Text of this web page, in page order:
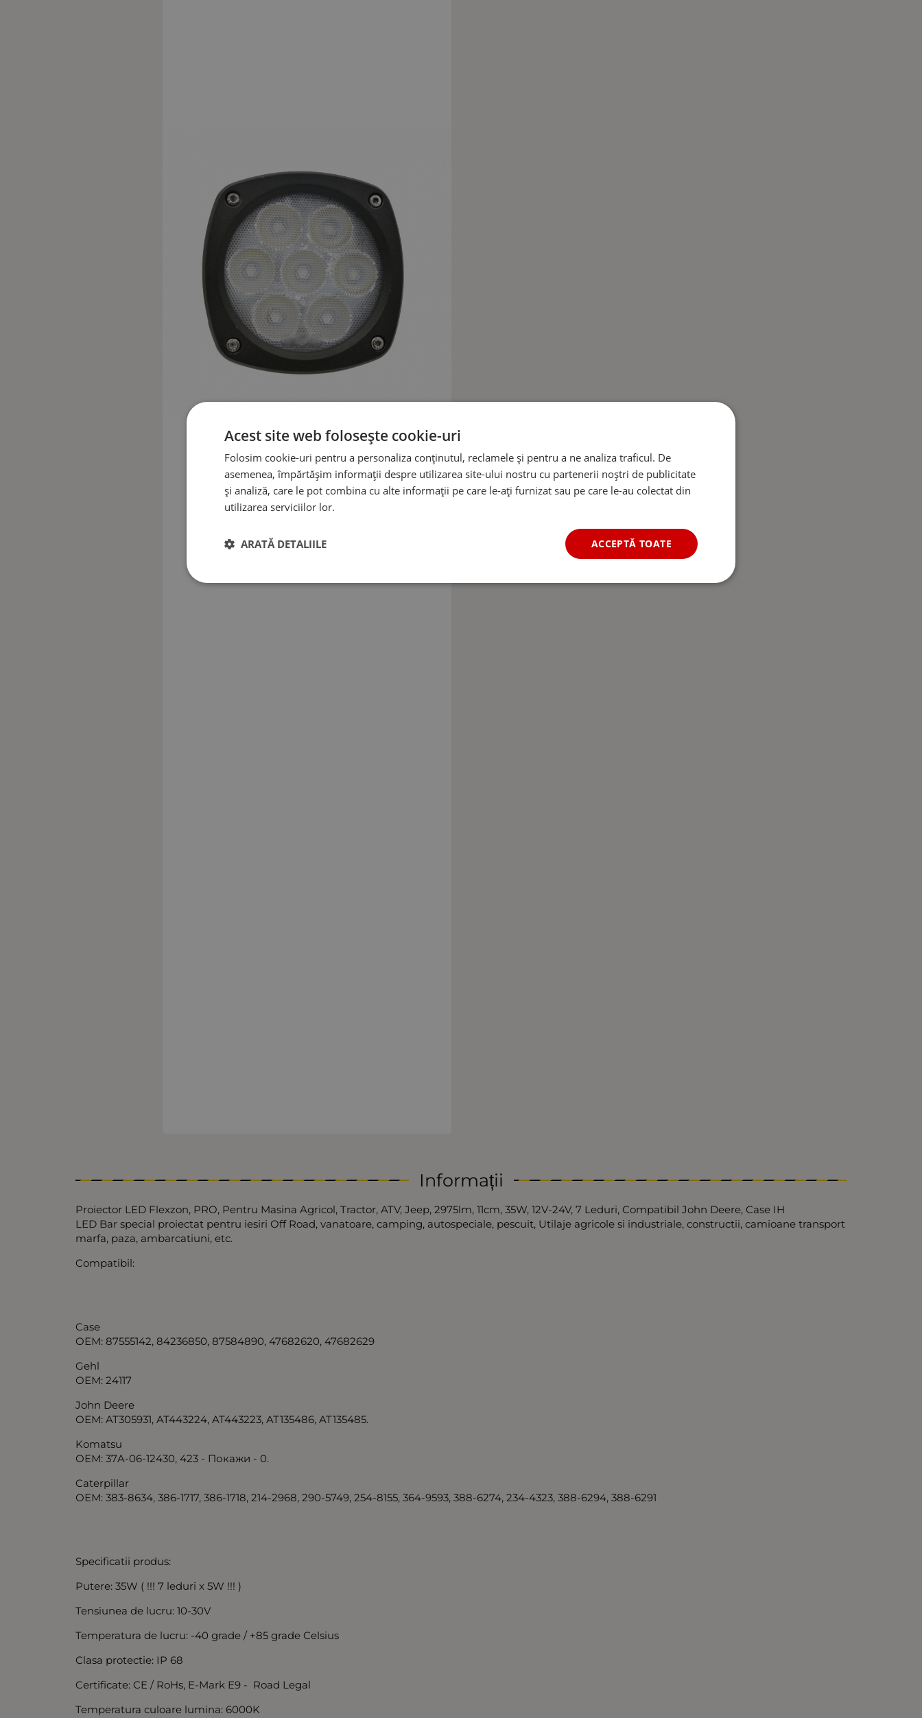
Informații
Proiector LED Flexzon, PRO, Pentru Masina Agricol, Tractor, ATV, Jeep, 2975lm, 11cm, 35W, 12V-24V, 7 Leduri, Compatibil John Deere, Case IH
LED Bar special proiectat pentru iesiri Off Road, vanatoare, camping, autospeciale, pescuit, Utilaje agricole si industriale, constructii, camioane transport
marfa, paza, ambarcatiuni, etc.
Compatibil:
Case
ОЕМ: 87555142, 84236850, 87584890, 47682620, 47682629
Gehl
ОЕМ: 24117
John Deere
ОЕМ: AT305931, AT443224, AT443223, AT135486, AT135485.
Komatsu
ОЕМ: 37A-06-12430, 423 - Покажи - 0.
Caterpillar
ОЕМ: 383-8634, 386-1717, 386-1718, 214-2968, 290-5749, 254-8155, 364-9593, 388-6274, 234-4323, 388-6294, 388-6291
Specificatii produs:
Putere: 35W ( !!! 7 leduri x 5W !!! )
Tensiunea de lucru: 10-30V
Temperatura de lucru: -40 grade / +85 grade Celsius
Clasa protectie: IP 68
Certificate: CE / RoHs, E-Mark E9 - Road Legal
Temperatura culoare lumina: 6000K
Acest site web folosește cookie-uri
Folosim cookie-uri pentru a personaliza conținutul, reclamele și pentru a ne analiza traficul. De
asemenea, împărtășim informații despre utilizarea site-ului nostru cu partenerii noștri de publicitate
și analiză, care le pot combina cu alte informații pe care le-ați furnizat sau pe care le-au colectat din
utilizarea serviciilor lor.
ACCEPTĂ TOATE
ARATĂ DETALIILE